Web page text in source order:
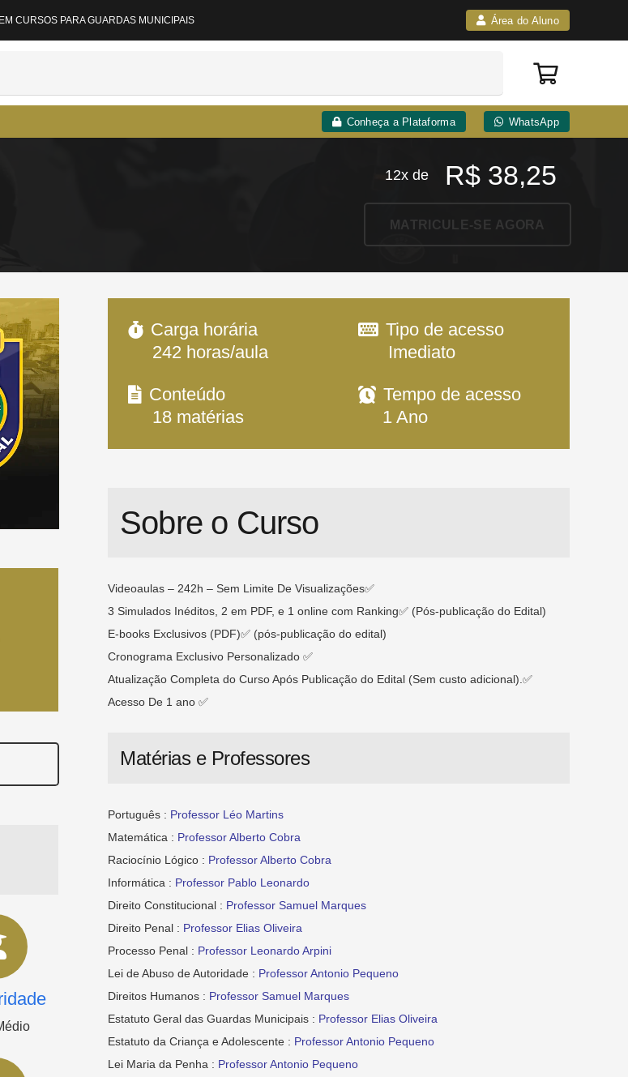
CURSOS PARA GUARDAS MUNICIPAIS Área do Aluno
Conheça a Plataforma WhatsApp
12x de R$ 38,25
MATRICULE-SE AGORA
Carga horária
242 horas/aula
Conteúdo
18 matérias
Tipo de acesso
Imediato
Tempo de acesso
1 Ano
Sobre o Curso
Videoaulas – 242h – Sem Limite De Visualizações✅
3 Simulados Inéditos, 2 em PDF, e 1 online com Ranking✅ (Pós-publicação do Edital)
E-books Exclusivos (PDF)✅ (pós-publicação do edital)
Cronograma Exclusivo Personalizado ✅
Atualização Completa do Curso Após Publicação do Edital (Sem custo adicional).✅
Acesso De 1 ano ✅
Matérias e Professores
Português : Professor Léo Martins
Matemática : Professor Alberto Cobra
Raciocínio Lógico : Professor Alberto Cobra
Informática : Professor Pablo Leonardo
Direito Constitucional : Professor Samuel Marques
Direito Penal : Professor Elias Oliveira
Processo Penal : Professor Leonardo Arpini
Lei de Abuso de Autoridade : Professor Antonio Pequeno
Direitos Humanos : Professor Samuel Marques
Estatuto Geral das Guardas Municipais : Professor Elias Oliveira
Estatuto da Criança e Adolescente : Professor Antonio Pequeno
Lei Maria da Penha : Professor Antonio Pequeno